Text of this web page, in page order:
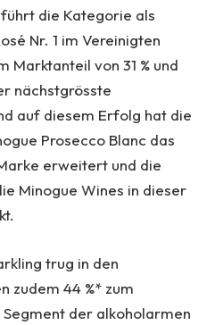
die Kategorie als
Nr. 1 im Vereinigten
Marktanteil von 31 % und
nächstgrösste
auf diesem Erfolg hat die
Prosecco Blanc das
erweitert und die
Minogue Wines in dieser
trug in den
zudem 44 %* zum
der alkoholarmen